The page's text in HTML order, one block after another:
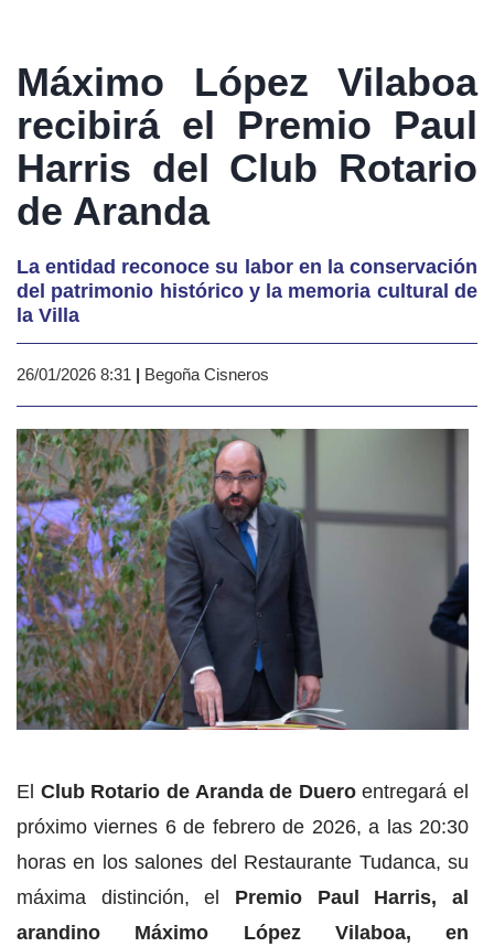
Máximo López Vilaboa
recibirá el Premio Paul
Harris del Club Rotario
de Aranda
La entidad reconoce su labor en la conservación
del patrimonio histórico y la memoria cultural de
la Villa
26/01/2026 8:31 | Begoña Cisneros
El Club Rotario de Aranda de Dueroentregará el
próximo viernes 6 de febrero de 2026, a las 20:30
horas en los salones del Restaurante Tudanca, su
máxima distinción, el Premio Paul Harris, al
arandino Máximo López Vilaboa,
en